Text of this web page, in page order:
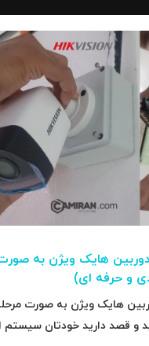
هایک‌ ویژن به
و حرفه ای)
هایک‌ ویژن به صورت
و قصد دارید خودتان سیستم